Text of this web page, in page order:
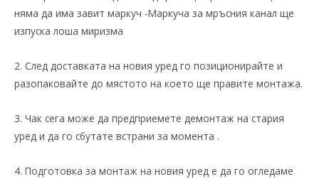
няма да има завит маркуч -Маркуча за мръсния канал ще
изпуска лоша миризма
2. След доставката на новия уред го позиционирайте и
разопаковайте до мястото на което ще правите монтажа.
3. Чак сега може да предприемете демонтаж на стария
уред и да го сбутате встрани за момента .
4. Подготовка за монтаж на новия уред е да го огледаме